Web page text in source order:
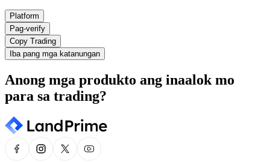
Platform
Pag-verify
Copy Trading
Iba pang mga katanungan
Anong mga produkto ang inaalok mo
para sa trading?